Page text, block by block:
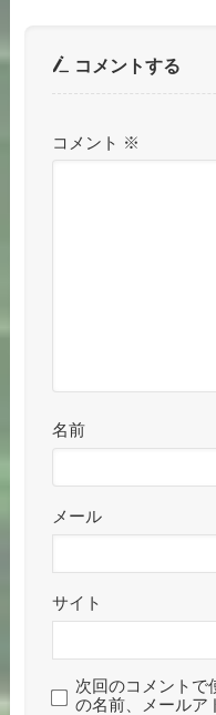
コメントする
コメント ※
名前
メール
サイト
次回のコメントで
の名前、メールア